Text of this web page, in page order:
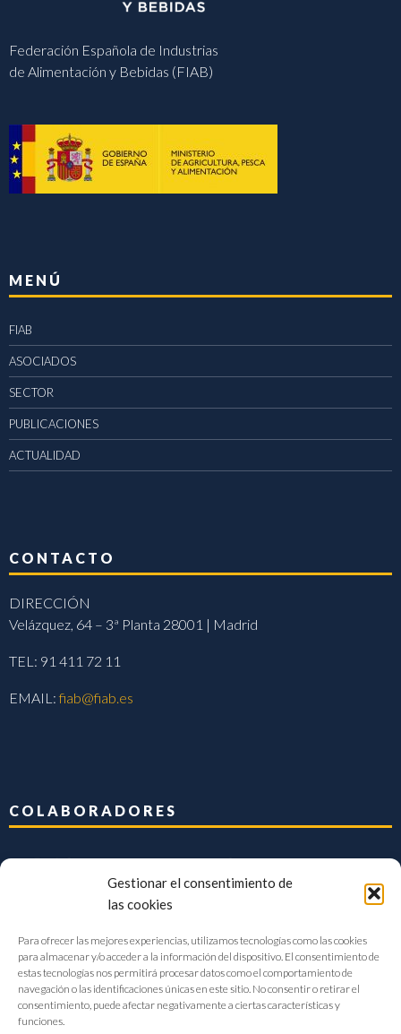
Gestionar el consentimiento de
las cookies
Para ofrecer las mejores experiencias, utilizamos tecnologías como las cookies
para almacenar y/o acceder a la información del dispositivo. El consentimiento de
estas tecnologías nos permitirá procesar datos como el comportamiento de
navegación o las identificaciones únicas en este sitio. No consentir o retirar el
consentimiento, puede afectar negativamente a ciertas características y
funciones.
Federación Española de Industrias
de Alimentación y Bebidas (FIAB)
MENÚ
FIAB
ASOCIADOS
SECTOR
PUBLICACIONES
ACTUALIDAD
CONTACTO
DIRECCIÓN
Velázquez, 64 – 3ª Planta 28001 | Madrid
TEL: 91 411 72 11
EMAIL:fiab@fiab.es
COLABORADORES